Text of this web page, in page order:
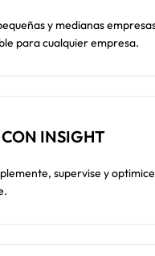
y medianas
para cualquier empresa.
INSIGHT
supervise y